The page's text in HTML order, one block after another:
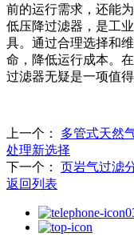
前的运行需求，还能
低压降过滤器，是工
具。通过合理选择和
命，降低运行成本。
过滤器无疑是一项值得
上一个：
多管式天然
处理新选择
下一个：
页岩气过滤
返回列表